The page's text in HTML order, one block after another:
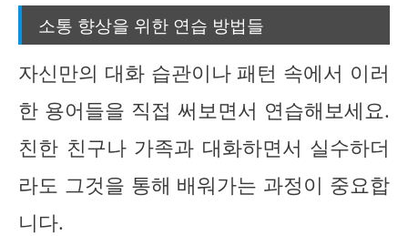
소통 향상을 위한 연습 방법들
자신만의 대화 습관이나 패턴 속에서 이러
한 용어들을 직접 써보면서 연습해보세요.
친한 친구나 가족과 대화하면서 실수하더
라도 그것을 통해 배워가는 과정이 중요합
니다.